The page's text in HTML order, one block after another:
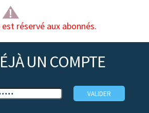
réservé aux abonnés.
UN COMPTE